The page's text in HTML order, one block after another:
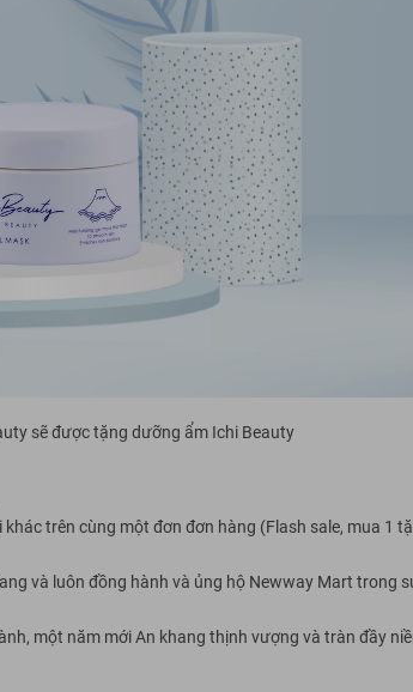
sẽ được tặng dưỡng ẩm Ichi Beauty
trên cùng một đơn đơn hàng (Flash sale, mua 1
và luôn đồng hành và ủng hộ Newway Mart trong
một năm mới An khang thịnh vượng và tràn đầy